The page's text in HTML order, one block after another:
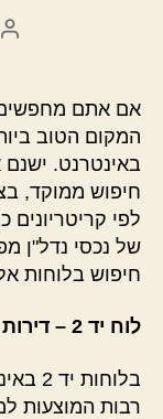
אם אתם מחפשים
המקום הטוב
באינטרנט.
חיפוש ממוקד,
לפי קריטריונים
של נכסי נדל"ן
חיפוש בלוחות
לוח יד 2 – דירות למכירה
רבות המוצעות